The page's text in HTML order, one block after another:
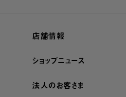
店舗情報
ショップニュース
法人のお客さま